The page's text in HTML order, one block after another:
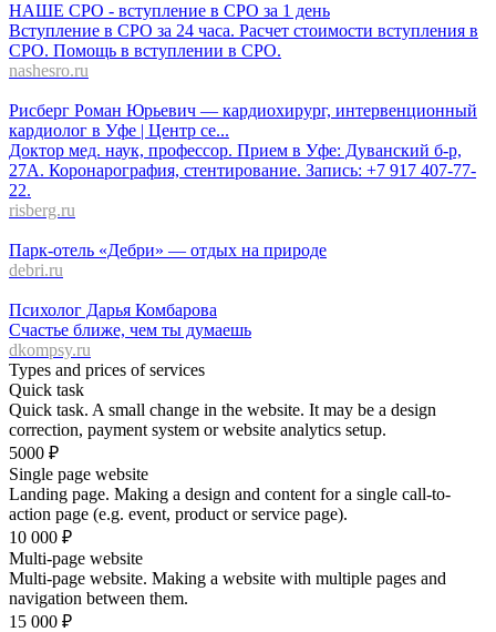
НАШЕ СРО - вступление в СРО за 1 день
Вступление в СРО за 24 часа. Расчет стоимости вступления в
СРО. Помощь в вступлении в СРО.
nashesro.ru
Рисберг Роман Юрьевич — кардиохирург, интервенционный
кардиолог в Уфе | Центр се...
Доктор мед. наук, профессор. Прием в Уфе: Дуванский б-р,
27А. Коронарография, стентирование. Запись: +7 917 407-77-
22.
risberg.ru
Парк-отель «Дебри» — отдых на природе
debri.ru
Психолог Дарья Комбарова
Счастье ближе, чем ты думаешь
dkompsy.ru
Types and prices of services
Quick task
Quick task. A small change in the website. It may be a design
correction, payment system or website analytics setup.
5000 ₽
Single page website
Landing page. Making a design and content for a single call-to-
action page (e.g. event, product or service page).
10 000 ₽
Multi-page website
Multi-page website. Making a website with multiple pages and
navigation between them.
15 000 ₽